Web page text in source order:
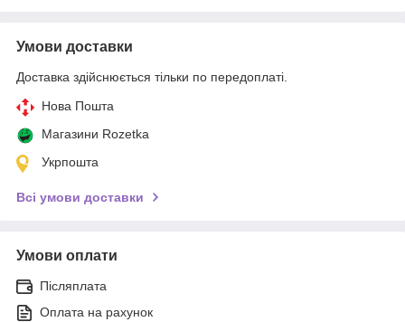
Умови доставки
Доставка здійснюється тільки по передоплаті.
Нова Пошта
Магазини Rozetka
Укрпошта
Всі умови доставки
Умови оплати
Післяплата
Оплата на рахунок